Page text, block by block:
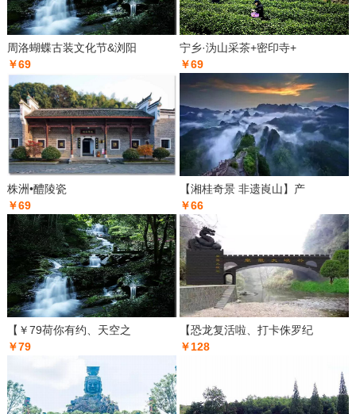
周洛蝴蝶古装文化节&浏阳
￥69
宁乡·沩山采茶+密印寺+
￥69
株洲•醴陵瓷
￥69
【湘桂奇景 非遗崀山】产
￥66
【￥79荷你有约、天空之
￥79
【恐龙复活啦、打卡侏罗纪
￥128